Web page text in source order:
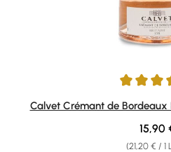
Durchschnittliche Bewertung
Calvet Crémant de Bordeaux
(21,20 € / 1
15,90